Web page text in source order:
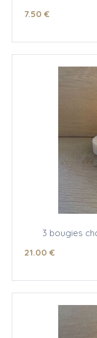
7.50 €
3 bougies
21.00 €